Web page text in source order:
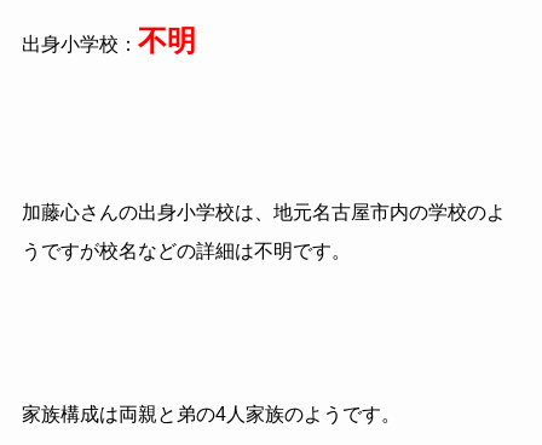
出身小学校： 不明
加藤心さんの出身小学校は、地元名古屋市内の学校のよ
うですが校名などの詳細は不明です。
家族構成は両親と弟の4人家族のようです。